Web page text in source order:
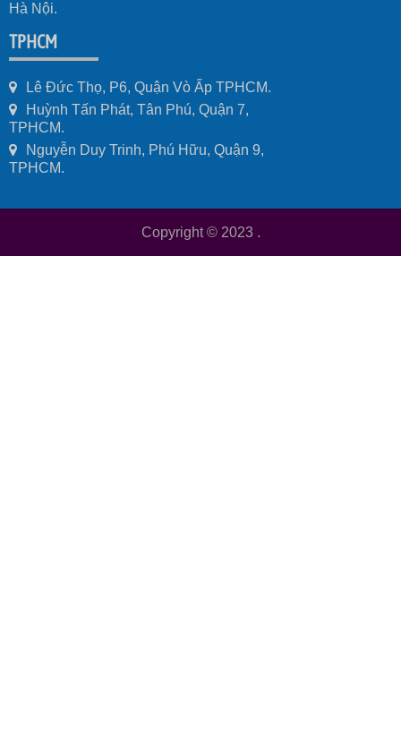
Hà Nội.
TPHCM
Lê Đức Thọ, P6, Quận Vò Ấp TPHCM.
Huỳnh Tấn Phát, Tân Phú, Quận 7,
TPHCM.
Nguyễn Duy Trinh, Phú Hữu, Quận 9,
TPHCM.
Copyright © 2023 .